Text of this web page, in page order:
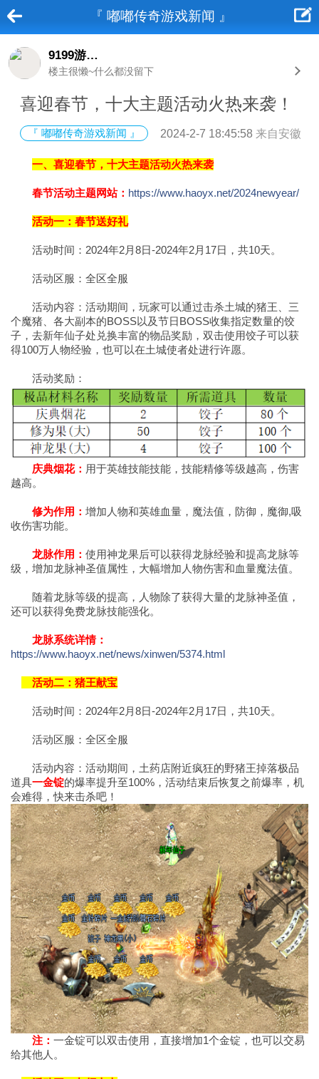
『 嘟嘟传奇游戏新闻 』
9199游戏平台
楼主很懒~什么都没留下
喜迎春节，十大主题活动火热来袭！
『 嘟嘟传奇游戏新闻 』 2024-2-7 18:45:58 来自安徽
一、喜迎春节，十大主题活动火热来袭
春节活动主题网站： https://www.haoyx.net/2024newyear/
活动一：春节送好礼
活动时间：2024年2月8日-2024年2月17日，共10天。
活动区服：全区全服
活动内容：活动期间，玩家可以通过击杀土城的猪王、三
个魔猪、各大副本的BOSS以及节日BOSS收集指定数量的饺
子，去新年仙子处兑换丰富的物品奖励，双击使用饺子可以获
得100万人物经验，也可以在土城使者处进行许愿。
活动奖励：
庆典烟花： 用于英雄技能技能，技能精修等级越高，伤害
越高。
修为作用： 增加人物和英雄血量，魔法值，防御，魔御,吸
收伤害功能。
龙脉作用： 使用神龙果后可以获得龙脉经验和提高龙脉等
级，增加龙脉神圣值属性，大幅增加人物伤害和血量魔法值。
随着龙脉等级的提高，人物除了获得大量的龙脉神圣值，
还可以获得免费龙脉技能强化。
龙脉系统详情：
https://www.haoyx.net/news/xinwen/5374.html
活动二：猪王献宝
活动时间：2024年2月8日-2024年2月17日，共10天。
活动区服：全区全服
活动内容：活动期间，土药店附近疯狂的野猪王掉落极品
道具一金锭的爆率提升至100%，活动结束后恢复之前爆率，机
会难得，快来击杀吧！
注： 一金锭可以双击使用，直接增加1个金锭，也可以交易
给其他人。